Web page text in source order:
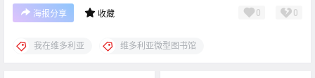
海报分享 收藏 0 0
我在维多利亚 维多利亚微型图书馆